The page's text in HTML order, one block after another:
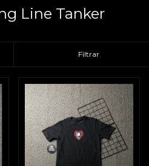
Line Tanker
Filtrar